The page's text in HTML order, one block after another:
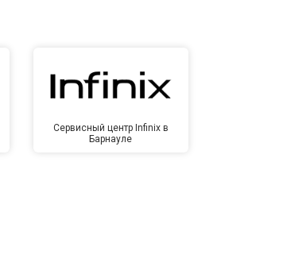
Сервисный центр Infinix в
Барнауле